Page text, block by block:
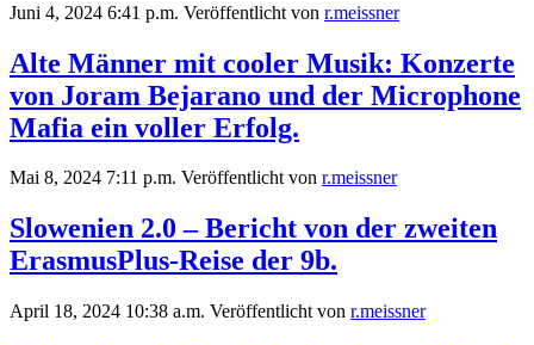
Juni 4, 2024 6:41 p.m. Veröffentlicht von r.meissner
Alte Männer mit cooler Musik: Konzerte
von Joram Bejarano und der Microphone
Mafia ein voller Erfolg.
Mai 8, 2024 7:11 p.m. Veröffentlicht von r.meissner
Slowenien 2.0 – Bericht von der zweiten
ErasmusPlus-Reise der 9b.
April 18, 2024 10:38 a.m. Veröffentlicht von r.meissner